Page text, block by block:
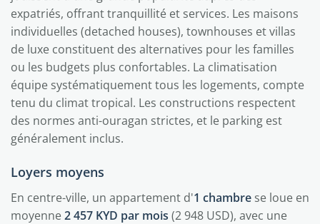
expatriés, offrant tranquillité et services. Les maisons
individuelles (detached houses), townhouses et villas
de luxe constituent des alternatives pour les familles
ou les budgets plus confortables. La climatisation
équipe systématiquement tous les logements, compte
tenu du climat tropical. Les constructions respectent
des normes anti-ouragan strictes, et le parking est
généralement inclus.
Loyers moyens
En centre-ville, un appartement d'1 chambre se loue en
moyenne2 457 KYD par mois (2 948 USD), avec une